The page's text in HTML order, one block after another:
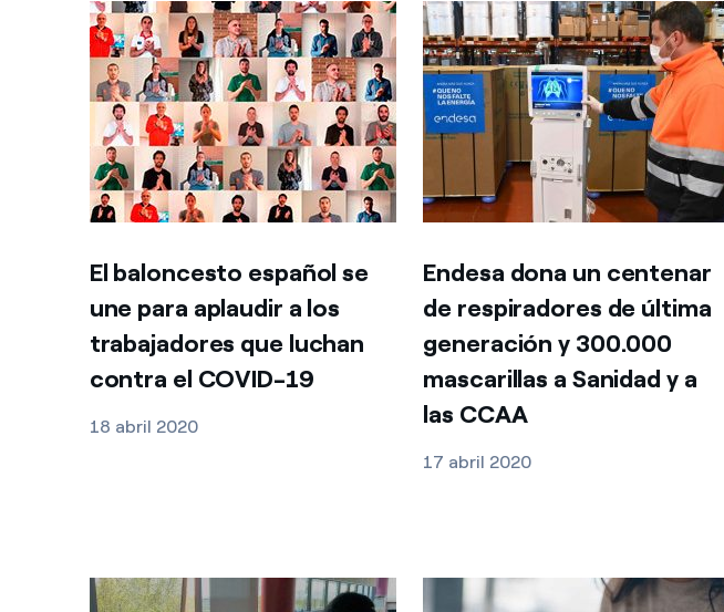
El baloncesto español se
une para aplaudir a los
trabajadores que luchan
contra el COVID-19
18 abril 2020
Endesa dona un centenar
de respiradores de última
generación y 300.000
mascarillas a Sanidad y a
las CCAA
17 abril 2020